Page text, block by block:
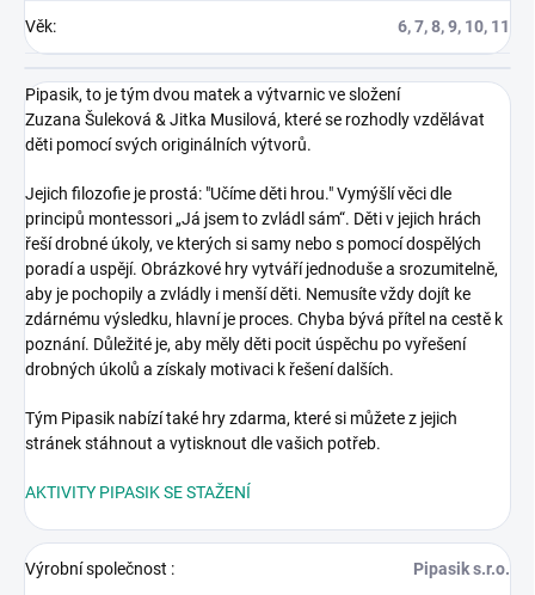
Věk: 6, 7, 8, 9, 10, 11
Pipasik, to je tým dvou matek a výtvarnic ve složení
Zuzana Šuleková & Jitka Musilová, které se rozhodly vzdělávat
děti pomocí svých originálních výtvorů.
Jejich filozofie je prostá: "Učíme děti hrou." Vymýšlí věci dle
principů montessori „Já jsem to zvládl sám“. Děti v jejich hrách
řeší drobné úkoly, ve kterých si samy nebo s pomocí dospělých
poradí a uspějí. Obrázkové hry vytváří jednoduše a srozumitelně,
aby je pochopily a zvládly i menší děti. Nemusíte vždy dojít ke
zdárnému výsledku, hlavní je proces. Chyba bývá přítel na cestě k
poznání. Důležité je, aby měly děti pocit úspěchu po vyřešení
drobných úkolů a získaly motivaci k řešení dalších.
Tým Pipasik nabízí také hry zdarma, které si můžete z jejich
stránek stáhnout a vytisknout dle vašich potřeb.
AKTIVITY PIPASIK SE STAŽENÍ
Výrobní společnost : Pipasik s.r.o.